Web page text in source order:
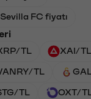
FC fiyatı
TL XAI/TL
TL
TL OXT/TL